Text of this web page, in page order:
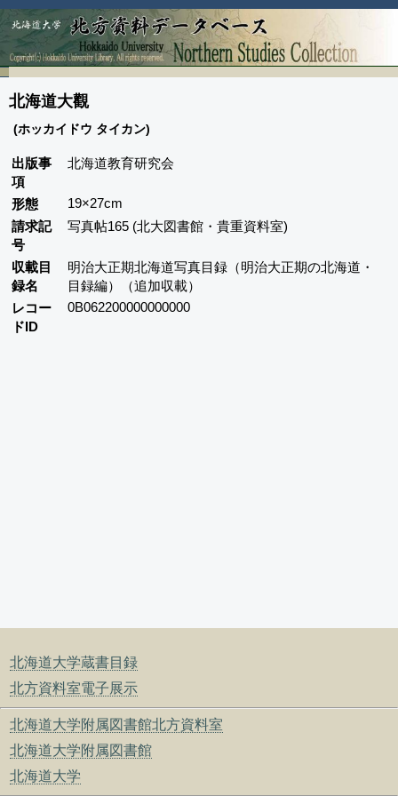
北海道大学蔵書目録
北方資料室電子展示
北海道大学附属図書館北方資料室
北海道大学附属図書館
北海道大学
北海道大觀
(ホッカイドウ タイカン)
出版事
項
北海道教育研究会
形態
19×27cm
請求記
号
写真帖165 (北大図書館・貴重資料室)
収載目
録名
明治大正期北海道写真目録（明治大正期の北海道・
目録編）（追加収載）
レコー
ドID
0B062200000000000